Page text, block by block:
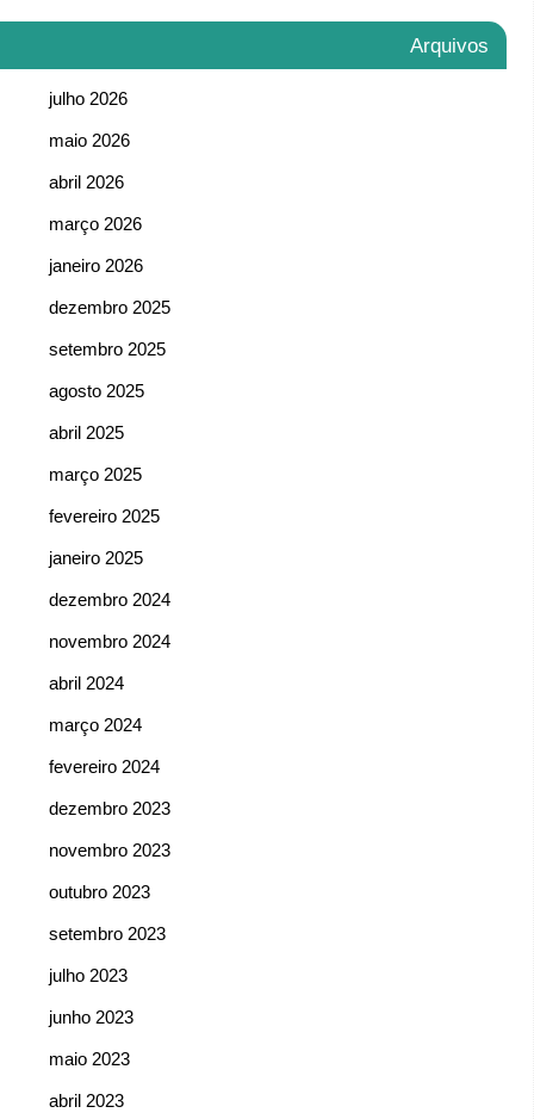
Arquivos
julho 2026
maio 2026
abril 2026
março 2026
janeiro 2026
dezembro 2025
setembro 2025
agosto 2025
abril 2025
março 2025
fevereiro 2025
janeiro 2025
dezembro 2024
novembro 2024
abril 2024
março 2024
fevereiro 2024
dezembro 2023
novembro 2023
outubro 2023
setembro 2023
julho 2023
junho 2023
maio 2023
abril 2023